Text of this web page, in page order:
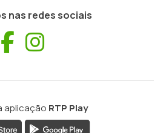
nas redes sociais
Facebook
aplicação RTP Play